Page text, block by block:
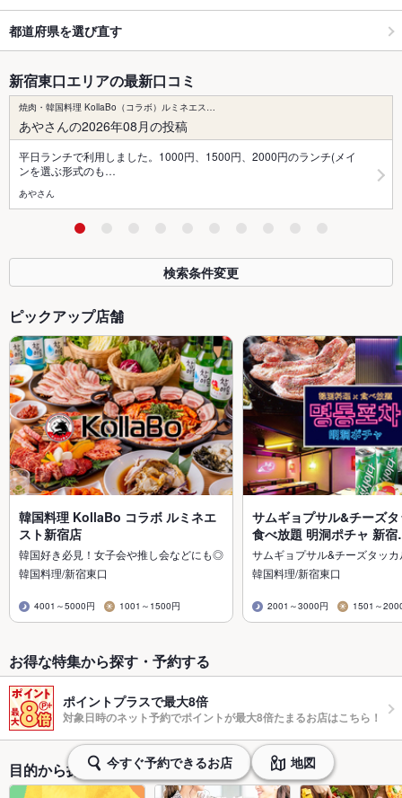
都道府県を選び直す
新宿東口エリアの最新口コミ
焼肉・韓国料理 KollaBo（コラボ）ルミネエス…
あやさんの2026年08月の投稿
平日ランチで利用しました。1000円、1500円、2000円のランチ(メイ
ンを選ぶ形式のも…
あやさん
検索条件変更
ピックアップ店舗
韓国料理 KollaBo コラボ ルミネエ
スト新宿店
韓国好き必見！女子会や推し会などにも◎
韓国料理/新宿東口
4001～5000円 1001～1500円
サムギョプサル&チーズ
食べ放題 明洞ポチャ 新
サムギョプサル&チーズタッ
韓国料理/新宿東口
2001～3000円 1501～
お得な特集から探す・予約する
ポイントプラスで最大8倍
対象日時のネット予約でポイントが最大8倍たまるお店はこちら！
目的から探す・予約する今すぐ予約できるお店 地図